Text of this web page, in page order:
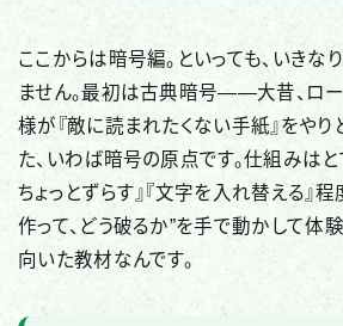
ここからは暗号編。といっても、いきな
ません。最初は古典暗号——大昔、ロ
様が『敵に読まれたくない手紙』をやり
た、いわば暗号の原点です。仕組みはと
ちょっとずらす』『文字を入れ替える』程
作って、どう破るか”を手で動かして体
向いた教材なんです。